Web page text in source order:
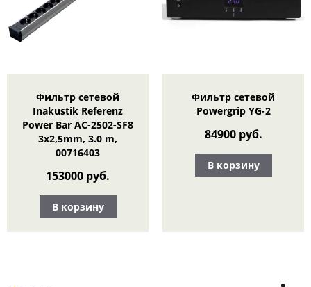
Фильтр сетевой
Inakustik Referenz
Power Bar AC-2502-SF8
3x2,5mm, 3.0 m,
00716403
153000 руб.
В корзину
Фильтр сетевой
Powergrip YG-2
84900 руб.
В корзину